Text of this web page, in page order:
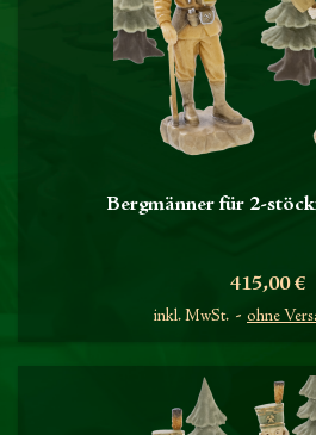
Bergmänner für 2-
Preis
415,00 €
inkl. MwSt. ohne